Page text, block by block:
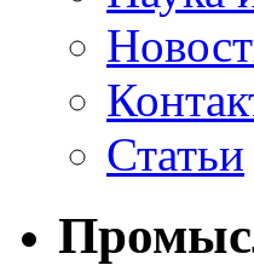
Статьи